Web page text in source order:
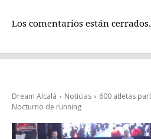
Los comentarios están cerrados.